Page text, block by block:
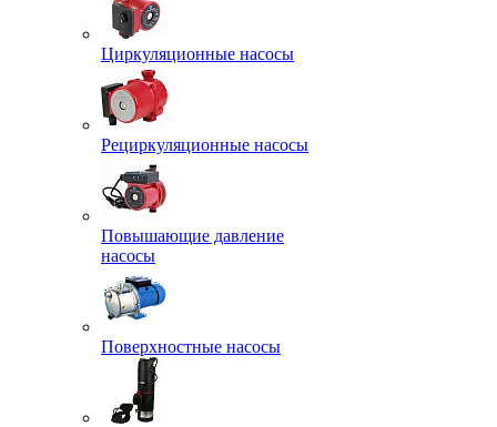
Циркуляционные насосы
Рециркуляционные насосы
Повышающие давление
насосы
Поверхностные насосы